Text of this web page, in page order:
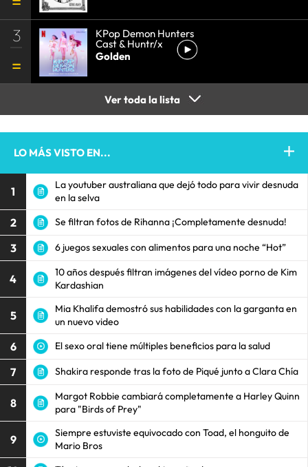
3 KPop Demon Hunters
Cast & Huntr/x
Golden
Ver toda la lista
LO MÁS VISTO EN...
1
La youtuber australiana que dejó todo para vivir desnuda
en la selva
2 Se filtran fotos de Rihanna ¡Completamente desnuda!
3 6 juegos sexuales con alimentos para una noche “Hot”
4
10 años después filtran imágenes del vídeo porno de Kim
Kardashian
5
Mia Khalifa demostró sus habilidades con la garganta en
un nuevo video
6 El sexo oral tiene múltiples beneficios para la salud
7 Shakira responde tras la foto de Piqué junto a Clara Chía
8
Margot Robbie cambiará completamente a Harley Quinn
para "Birds of Prey"
9
Siempre estuviste equivocado con Toad, el honguito de
Mario Bros